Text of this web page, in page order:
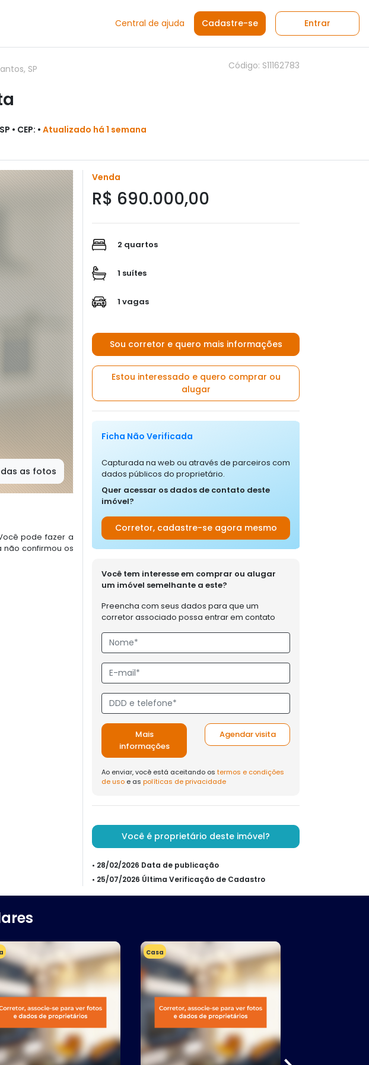
Central de ajuda Cadastre-se Entrar
SP Código: S11162783
• CEP: • Atualizado há 1 semana
as fotos
pode fazer a
confirmou os
Venda
R$ 690.000,00
2 quartos
1 suítes
1 vagas
Sou corretor e quero mais informações
Estou interessado e quero comprar ou
alugar
Ficha Não Verificada
Capturada na web ou através de parceiros com
dados públicos do proprietário.
Quer acessar os dados de contato deste
imóvel?
Corretor, cadastre-se agora mesmo
Você tem interesse em comprar ou alugar
um imóvel semelhante a este?
Preencha com seus dados para que um
corretor associado possa entrar em contato
Mais
informações
Agendar visita
Ao enviar, você está aceitando os termos e condições
de uso e as políticas de privacidade
Você é proprietário deste imóvel?
• 28/02/2026 Data de publicação
• 25/07/2026 Última Verificação de Cadastro
Casa